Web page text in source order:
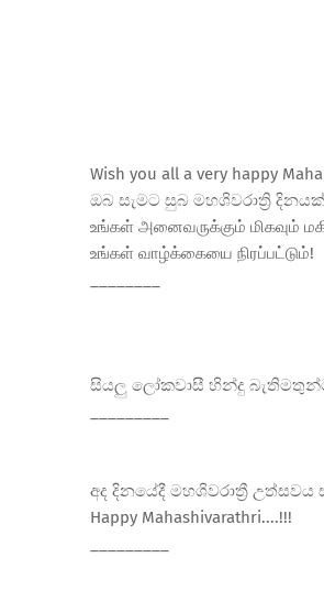
Wish you all a very happy
ඔබ සැමට සුබ මහශිවරාත් රි
உங்கள் அனைவருக்கும் மிகவும்
உங்கள் வாழ்க்கையை நிரப்பட்டும்!
සියලු ලෝකවාසී හින්දු
අද දිනයේදී මහශිවරාත් රී
Happy Mahashivarathri....!!!